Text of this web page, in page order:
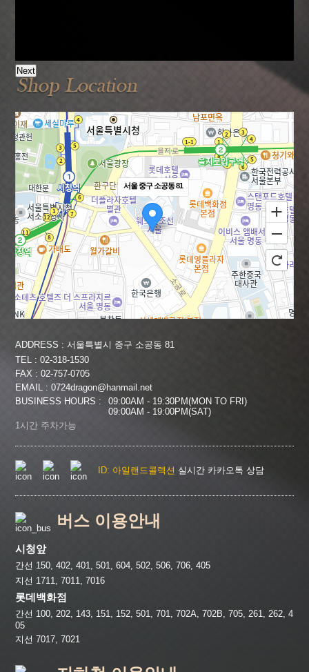
Next
서울 중구 소공동 81
ADDRESS : 서울특별시 중구 소공동 81
TEL : 02-318-1530
FAX : 02-757-0705
EMAIL : 0724dragon@hanmail.net
BUSINESS HOURS :
09:00AM - 19:30PM(MON TO FRI)
09:00AM - 19:00PM(SAT)
1시간 주차가능
ID: 아일랜드콜렉션 실시간 카카오톡 상담
버스 이용안내
시청앞
간선 150, 402, 401, 501, 604, 502, 506, 706, 405
지선 1711, 7011, 7016
롯데백화점
간선 100, 202, 143, 151, 152, 501, 701, 702A, 702B, 705, 261, 262, 4
05
지선 7017, 7021